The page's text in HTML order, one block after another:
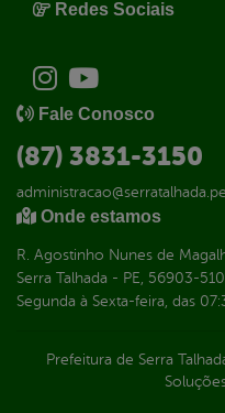
Redes Sociais
Fale Conosco
(87) 3831-3150
Onde estamos
R. Agostinho Nunes de
Serra Talhada - PE, 56903-510
Segunda à Sexta-feira, das
Prefeitura de Serra